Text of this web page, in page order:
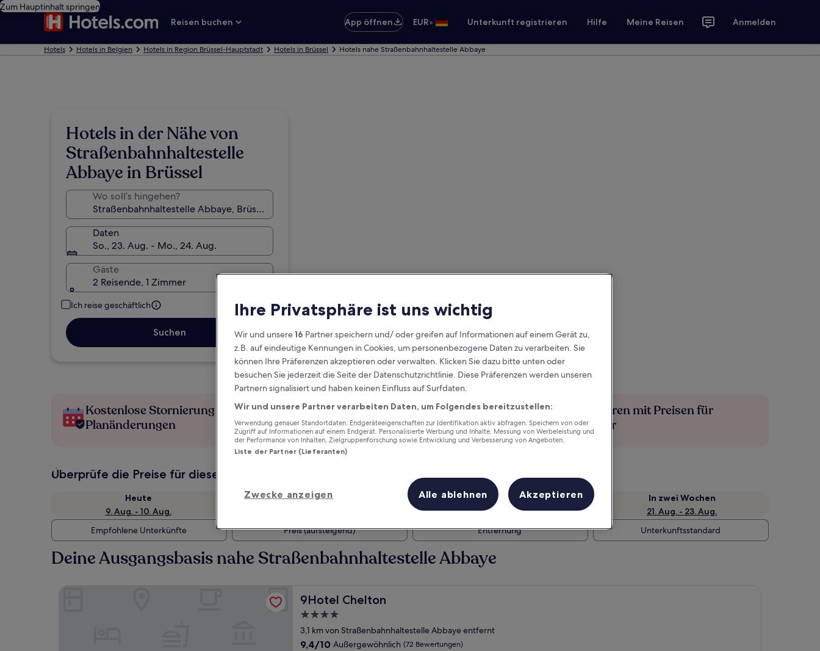
Zum Hauptinhalt springen
Reisen buchen
App öffnen EUR• Unterkunft registrieren Hilfe Meine Reisen Anmelden
Hotels Hotels in Belgien Hotels in Region Brüssel-Hauptstadt Hotels in Brüssel Hotels nahe Straßenbahnhaltestelle Abbaye
Hotels in der Nähe von
Straßenbahnhaltestelle
Abbaye in Brüssel
Wo soll’s hingehen?
Daten
So., 23. Aug. - Mo., 24. Aug.
Gäste
2 Reisende, 1 Zimmer
Ich reise geschäftlich
Suchen
Kostenlose Stornierung bei
Planänderungen
Verdiene Prämien für jede
wahrgenommene Übernachtung
Mehr sparen mit Preisen für
Mitglieder
Überprüfe die Preise für diese Daten
Heute
9. Aug. - 10. Aug.
Morgen
Nächstes Wochenende
14. Aug. - 16. Aug.
In zwei Wochen
21. Aug. - 23. Aug.
Empfohlene Unterkünfte
Preis (aufsteigend) Entfernung Unterkunftsstandard
Deine Ausgangsbasis nahe Straßenbahnhaltestelle Abbaye
9Hotel Chelton
9Hotel Chelton
4.0-
Sterne-
Unterkunft
3,1 km von Straßenbahnhaltestelle Abbaye entfernt
9.4
9,4/10 Außergewöhnlich (72 Bewertungen)
Ihre Privatsphäre ist uns wichtig
Wir und unsere16 Partner speichern und/ oder greifen auf Informationen auf einem Gerät zu,
z.B. auf eindeutige Kennungen in Cookies, um personenbezogene Daten zu verarbeiten. Sie
können Ihre Präferenzen akzeptieren oder verwalten. Klicken Sie dazu bitte unten oder
besuchen Sie jederzeit die Seite der Datenschutzrichtlinie. Diese Präferenzen werden unseren
Partnern signalisiert und haben keinen Einfluss auf Surfdaten.
Wir und unsere Partner verarbeiten Daten, um Folgendes bereitzustellen:
Verwendung genauer Standortdaten. Endgeräteeigenschaften zur Identifikation aktiv abfragen. Speichern von oder
Zugriff auf Informationen auf einem Endgerät. Personalisierte Werbung und Inhalte, Messung von Werbeleistung und
der Performance von Inhalten, Zielgruppenforschung sowie Entwicklung und Verbesserung von Angeboten.
Liste der Partner (Lieferanten)
Zwecke anzeigen Alle ablehnen Akzeptieren